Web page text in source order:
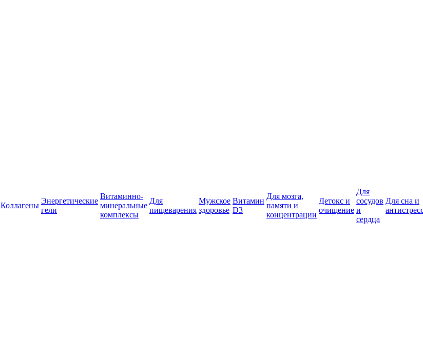
Коллагены
Энергетические
гели
Витаминно-
минеральные
комплексы
Для
пищеварения
Мужское
здоровье
Витамин
D3
Для мозга,
памяти и
концентрации
Детокс и
очищение
Для
сосудов
и
сердца
Для сна и